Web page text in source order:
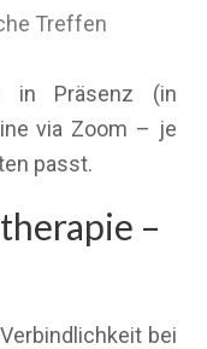
Treffen
in Präsenz (in
via Zoom – je
passt.
–
bei